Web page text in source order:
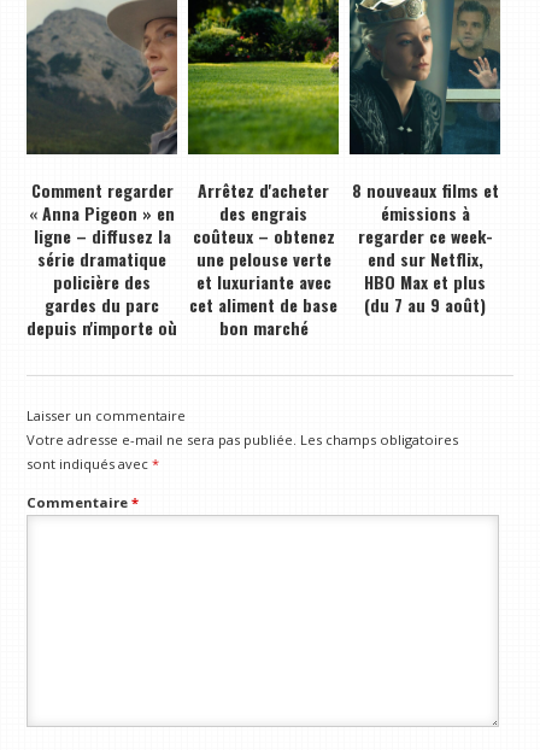
Comment regarder
« Anna Pigeon » en
ligne – diffusez la
série dramatique
policière des
gardes du parc
depuis n'importe où
Arrêtez d'acheter
des engrais
coûteux – obtenez
une pelouse verte
et luxuriante avec
cet aliment de base
bon marché
8 nouveaux films et
émissions à
regarder ce week-
end sur Netflix,
HBO Max et plus
(du 7 au 9 août)
Laisser un commentaire
Votre adresse e-mail ne sera pas publiée. Les champs obligatoires
sont indiqués avec*
Commentaire*